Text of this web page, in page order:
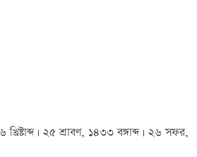
| ২৫ শ্রাবণ, ১৪৩৩ বঙ্গাব্দ | ২৬ সফর,